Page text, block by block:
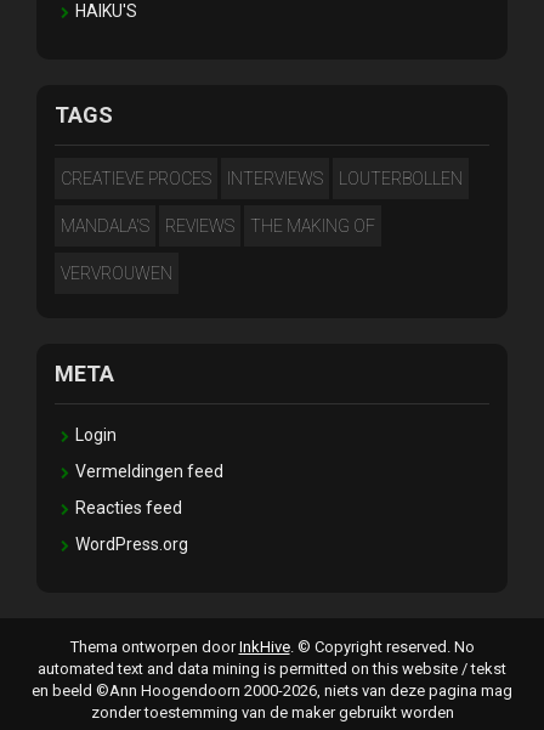
HAIKU'S
TAGS
CREATIEVE PROCES INTERVIEWS LOUTERBOLLEN
MANDALA'S REVIEWS THE MAKING OF
VERVROUWEN
META
Login
Vermeldingen feed
Reacties feed
WordPress.org
Thema ontworpen doorInkHive. © Copyright reserved. No
automated text and data mining is permitted on this website / tekst
en beeld ©Ann Hoogendoorn 2000-2026, niets van deze pagina mag
zonder toestemming van de maker gebruikt worden